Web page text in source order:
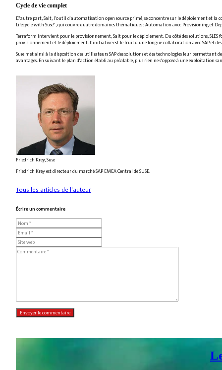
Cycle de vie complet
D'autre part, Salt, l'outil d'automatisation open source primé, se concentre sur le déploiement et la
Lifecycle with Suse", qui couvre quatre domaines thématiques : Automation avec Provisioning et
Terraform intervient pour le provisionnement, Salt pour le déploiement. Du côté des solutions,
provisionnement et le déploiement. L'initiative est le fruit d'une longue collaboration avec SAP et
Suse met ainsi à la disposition des utilisateurs SAP des solutions et des technologies leur permettant
avantages. En suivant le plan d'action établi au préalable, plus rien ne s'oppose à une exploitation
Friedrich Krey, Suse
Friedrich Krey est directeur du marché SAP EMEA Central de SUSE.
Tous les articles de l'auteur
Écrire un commentaire